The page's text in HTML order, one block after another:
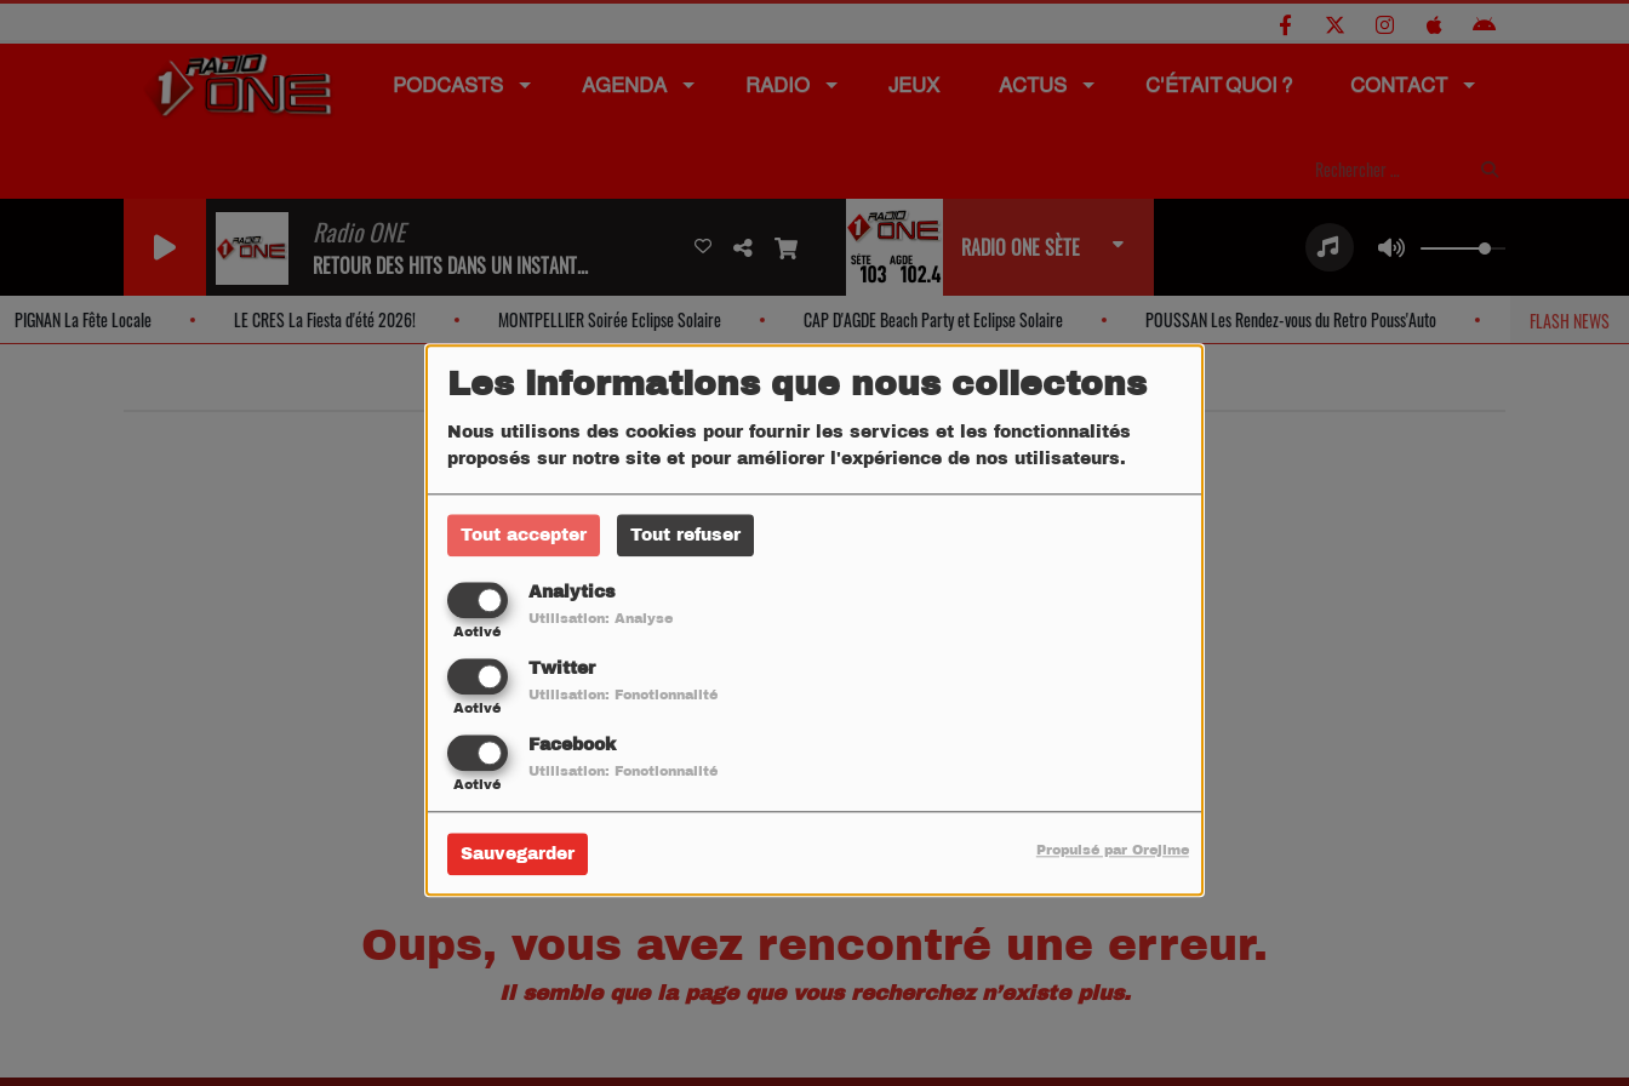
Les informations que nous collectons
Nous utilisons des cookies pour fournir les services et les fonctionnalités
proposés sur notre site et pour améliorer l'expérience de nos utilisateurs.
Tout accepter Tout refuser
Analytics
Activé
Utilisation: Analyse
Twitter
Activé
Utilisation: Fonctionnalité
Facebook
Activé
Utilisation: Fonctionnalité
Sauvegarder Propulsé par Orejime
PODCASTS AGENDA RADIO JEUX ACTUS C'ÉTAIT QUOI ? CONTACT
Radio ONE
RETOUR DES HITS DANS UN INSTANT...
RADIO ONE SÈTE
FLASH NEWS
La Fête Locale LE CRES La Fiesta d'été 2026! MONTPELLIER Soirée Eclipse Solaire CAP D'AGDE Beach Party et Eclipse Solaire POUSSAN Les Rendez-vous du Retro Pouss'Auto SETE Offres
404
Oups, vous avez rencontré une erreur.
Il semble que la page que vous recherchez n’existe plus.